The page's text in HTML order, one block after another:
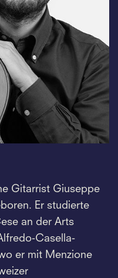
Gitarrist Giuseppe
Er studierte
an der Arts
Casella-
er mit Menzione